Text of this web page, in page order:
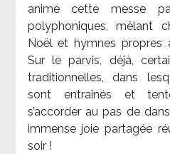
anime cette messe
polyphoniques, mêlant
Noël et hymnes propres
Sur le parvis, déjà,
traditionnelles, dans
sont entraînés et
s’accorder au pas de
immense joie partagée
soir !